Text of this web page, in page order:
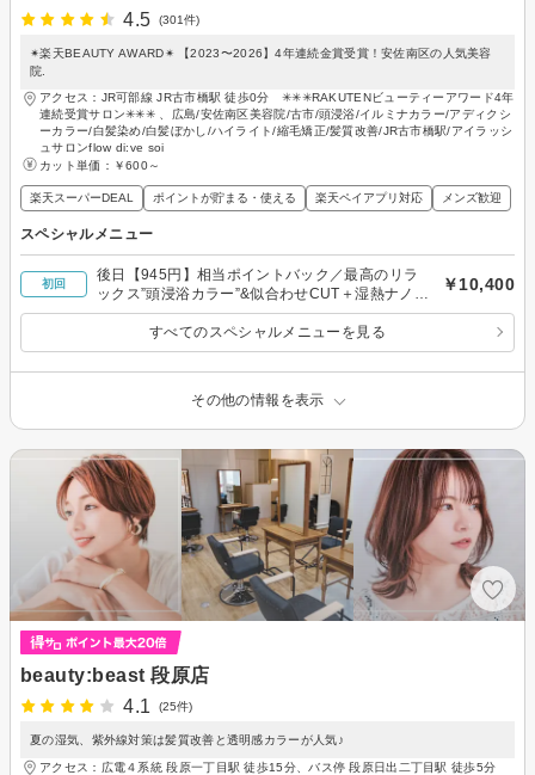
4.5
(301件)
✴︎楽天BEAUTY AWARD✴︎ 【2023〜2026】4年連続金賞受賞！安佐南区の人気美容
院.
アクセス：JR可部線 JR古市橋駅 徒歩0分 ✳︎✳︎✳︎RAKUTENビューティーアワード4年
連続受賞サロン✳︎✳︎✳︎ 、広島/安佐南区美容院/古市/頭浸浴/イルミナカラー/アディクシ
ーカラー/白髪染め/白髪ぼかし/ハイライト/縮毛矯正/髪質改善/JR古市橋駅/アイラッシ
ュサロンflow di:ve soi
カット単価： ￥600～
楽天スーパーDEAL ポイントが貯まる・使える 楽天ペイアプリ対応 メンズ歓迎
スペシャルメニュー
初回
後日【945円】相当ポイントバック／最高のリラ
ックス”頭浸浴カラー”&似合わせCUT＋湿熱ナノ光
トリートメント 【癒しカラーCUT】
￥10,400
すべてのスペシャルメニューを見る
その他の情報を表示
beauty:beast 段原店
4.1
(25件)
夏の湿気、紫外線対策は髪質改善と透明感カラーが人気♪
アクセス：広電４系統 段原一丁目駅 徒歩15分、バス停 段原日出二丁目駅 徒歩5分